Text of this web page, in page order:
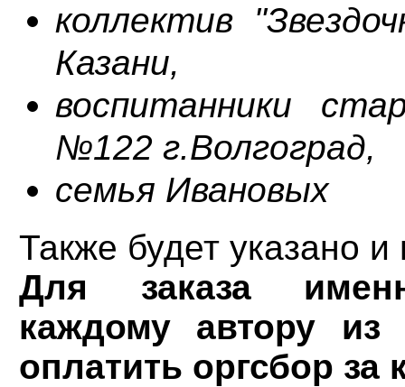
коллектив
Казани,
воспитанники
№122 г.Волгоград,
семья Ивановых
Также будет указано
Для заказа
каждому автору из
оплатить оргсбор за